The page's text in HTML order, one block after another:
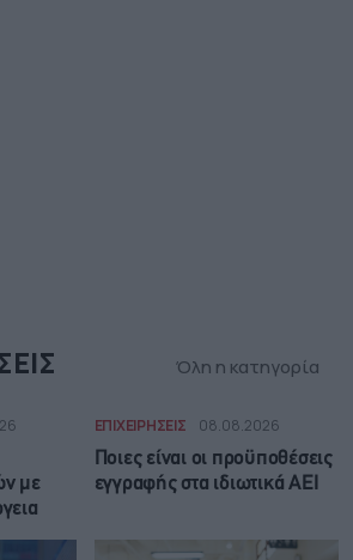
Όλη η κατηγορία
με
ΕΠΙΧΕΙΡΗΣΕΙΣ 08.08.2026
Ποιες είναι οι προϋποθέσεις
εγγραφής στα ιδιωτικά ΑΕΙ